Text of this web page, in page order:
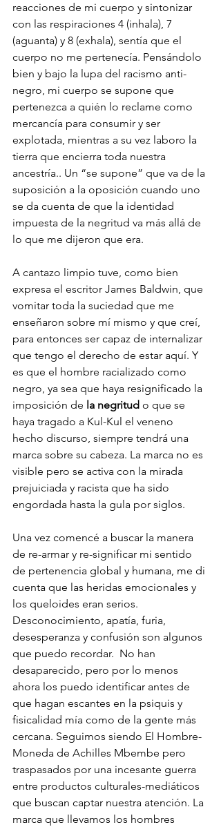
reacciones de mi cuerpo y sintonizar
con las respiraciones 4 (inhala), 7
(aguanta) y 8 (exhala), sentía que el
cuerpo no me pertenecía. Pensándolo
bien y bajo la lupa del racismo anti-
negro, mi cuerpo se supone que
pertenezca a quién lo reclame como
mercancía para consumir y ser
explotada, mientras a su vez laboro la
tierra que encierra toda nuestra
ancestría.. Un “se supone” que va de la
suposición a la oposición cuando uno
se da cuenta de que la identidad
impuesta de la negritud va más allá de
lo que me dijeron que era.
A cantazo limpio tuve, como bien
expresa el escritor James Baldwin, que
vomitar toda la suciedad que me
enseñaron sobre mí mismo y que creí,
para entonces ser capaz de internalizar
que tengo el derecho de estar aquí. Y
es que el hombre racializado como
negro, ya sea que haya resignificado la
imposición de la negritud o que se
haya tragado a Kul-Kul el veneno
hecho discurso, siempre tendrá una
marca sobre su cabeza. La marca no es
visible pero se activa con la mirada
prejuiciada y racista que ha sido
engordada hasta la gula por siglos.
Una vez comencé a buscar la manera
de re-armar y re-significar mi sentido
de pertenencia global y humana, me di
cuenta que las heridas emocionales y
los queloides eran serios.
Desconocimiento, apatía, furia,
desesperanza y confusión son algunos
que puedo recordar.  No han
desaparecido, pero por lo menos
ahora los puedo identificar antes de
que hagan escantes en la psiquis y
fisicalidad mía como de la gente más
cercana. Seguimos siendo El Hombre-
Moneda de Achilles Mbembe pero
traspasados por una incesante guerra
entre productos culturales-mediáticos
que buscan captar nuestra atención. La
marca que llevamos los hombres